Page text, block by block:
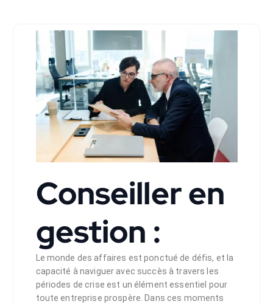
Conseiller en
gestion :
Le monde des affaires est ponctué de défis, et la
capacité à naviguer avec succès à travers les
périodes de crise est un élément essentiel pour
toute entreprise prospère. Dans ces moments